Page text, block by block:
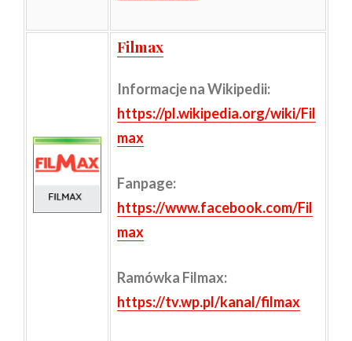
Filmax
Informacje na Wikipedii:
https://pl.wikipedia.org/wiki/Fil
max
Fanpage:
https://www.facebook.com/Fil
max
Ramówka Filmax:
https://tv.wp.pl/kanal/filmax